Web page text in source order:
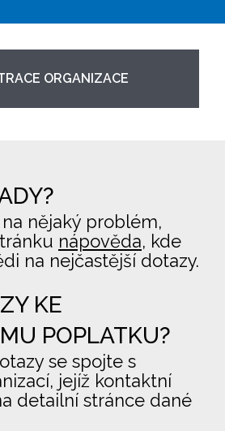
ORGANIZACE
nějaký problém,
nápověda, kde
na nejčastější dotazy.
KE
POPLATKU?
se spojte s
jejíž kontaktní
detailní stránce dané